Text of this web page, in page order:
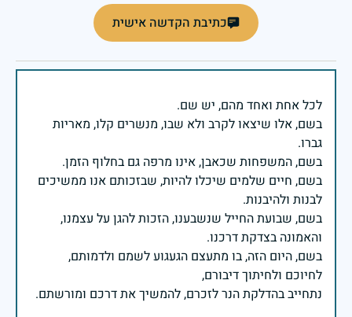
כתיבת הקדשה אישית
בשם, אלו שיצאו לקרב ולא שבו, מנשרים קלו, מאריות
בשם, חיים שלמים שיכלו להיות, שבזכותם אנו ממשיכים
בשם, שבועת החייל שנשבענו, הזכות להגן על עצמנו,
בשם, היום הזה, בו מתעצם הגעגוע לשמם ולדמותם,
נתחייב בהדלקת הנר לזכרם, להמשיך את דרכם ומורשתם.